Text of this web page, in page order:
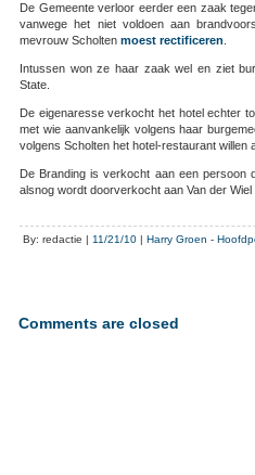
De Gemeente verloor eerder een zaak
vanwege het niet voldoen aan
mevrouw Scholten moest rectificeren
Intussen won ze haar zaak wel en ziet
State.
De eigenaresse verkocht het hotel echter
met wie aanvankelijk volgens haar
volgens Scholten het hotel-restaurant willen
De Branding is verkocht aan een persoon
alsnog wordt doorverkocht aan Van der Wiel
By: redactie | 11/21/10 | Harry Groen -
Comments are closed